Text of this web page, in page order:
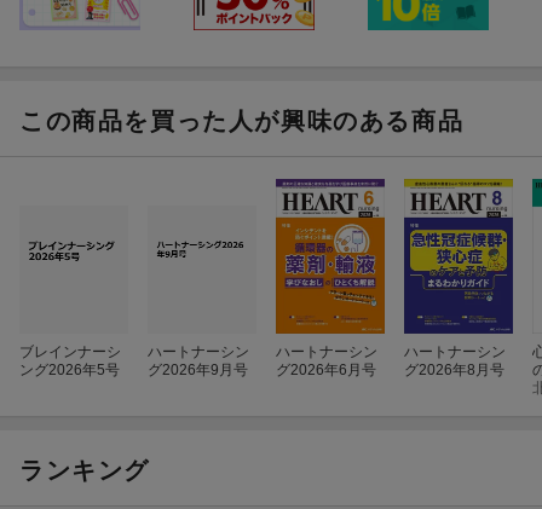
この商品を買った人が興味のある商品
ブレインナーシ
ング2026年5号
ハートナーシン
グ2026年9月号
ハートナーシン
グ2026年6月号
ハートナーシン
グ2026年8月号
ランキング